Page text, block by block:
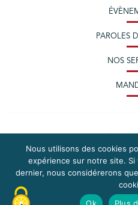
PAROLES
NOS
PLAN DU SITE
Nous utilisons des cookies
expérience sur notre site.
dernier, nous considérerons
Ok
Plus